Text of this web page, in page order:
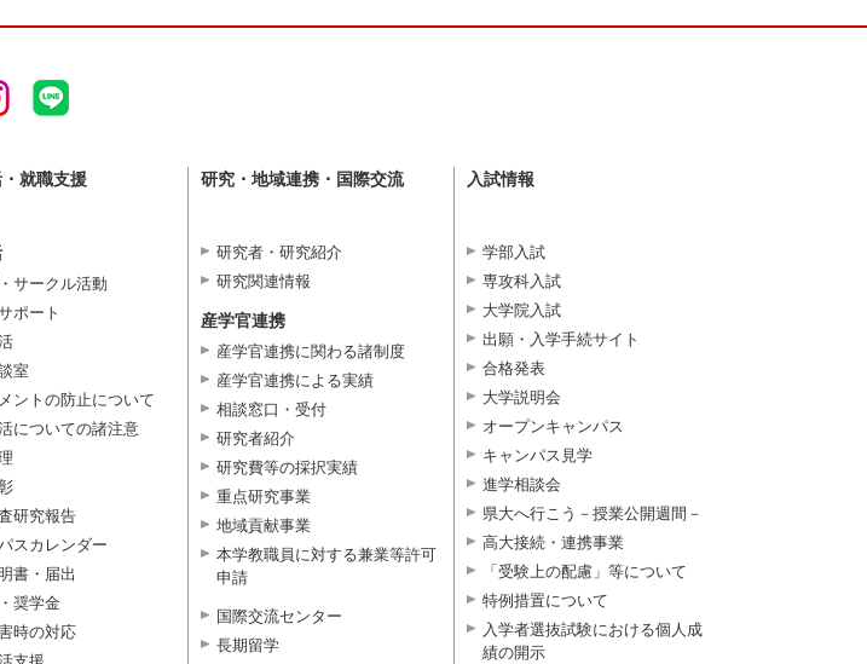
就職支援
サークル活動
ポート
室
ントの防止について
についての諸注意
研究報告
スカレンダー
書・届出
奨学金
時の対応
研究・地域連携・国際交流
研究者・研究紹介
研究関連情報
産学官連携
産学官連携に関わる諸制度
産学官連携による実績
相談窓口・受付
研究者紹介
研究費等の採択実績
重点研究事業
地域貢献事業
本学教職員に対する兼業等許可
申請
国際交流センター
長期留学
入試情報
学部入試
専攻科入試
大学院入試
出願・入学手続サイト
合格発表
大学説明会
オープンキャンパス
キャンパス見学
進学相談会
県大へ行こう－授業公開週間－
高大接続・連携事業
「受験上の配慮」等について
特例措置について
入学者選抜試験における個人成
績の開示